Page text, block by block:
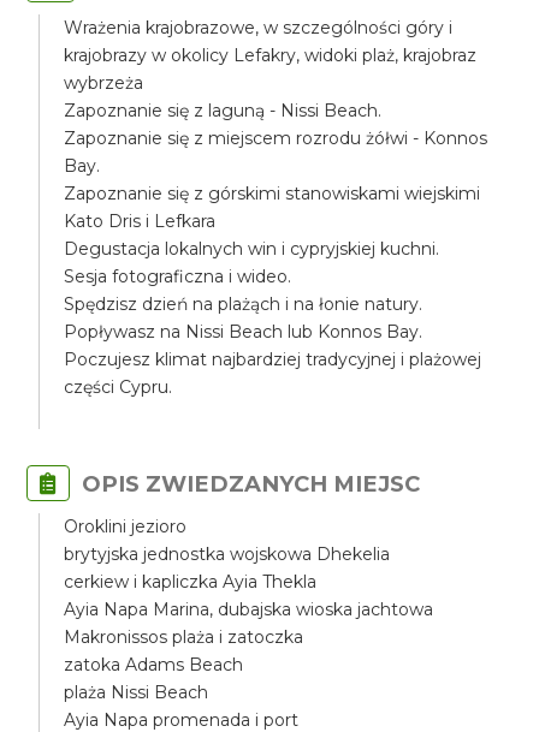
Wrażenia krajobrazowe, w szczególności góry i
krajobrazy w okolicy Lefakry, widoki plaż, krajobraz
wybrzeża
Zapoznanie się z laguną - Nissi Beach.
Zapoznanie się z miejscem rozrodu żółwi - Konnos
Bay.
Zapoznanie się z górskimi stanowiskami wiejskimi
Kato Dris i Lefkara
Degustacja lokalnych win i cypryjskiej kuchni.
Sesja fotograficzna i wideo.
Spędzisz dzień na plażąch i na łonie natury.
Popływasz na Nissi Beach lub Konnos Bay.
Poczujesz klimat najbardziej tradycyjnej i plażowej
części Cypru.
OPIS ZWIEDZANYCH MIEJSC
Oroklini jezioro
brytyjska jednostka wojskowa Dhekelia
cerkiew i kapliczka Ayia Thekla
Ayia Napa Marina, dubajska wioska jachtowa
Makronissos plaża i zatoczka
zatoka Adams Beach
plaża Nissi Beach
Ayia Napa promenada i port